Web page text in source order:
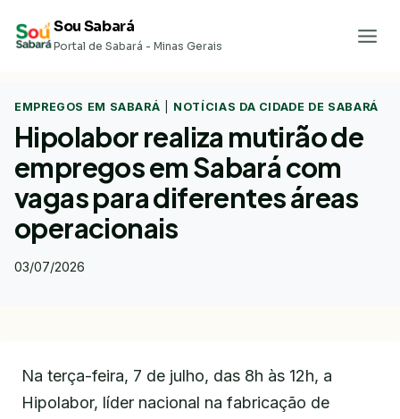
para
Sou Sabará
Portal de Sabará - Minas Gerais
EMPREGOS EM SABARÁ NOTÍCIAS DA CIDADE DE SABARÁ
Hipolabor realiza mutirão de
empregos em Sabará com
vagas para diferentes áreas
operacionais
03/07/2026
Na terça-feira, 7 de julho, das 8h às 12h, a
Hipolabor, líder nacional na fabricação de